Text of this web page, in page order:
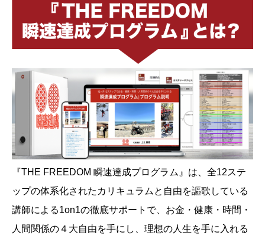
『THE FREEDOM 瞬速達成プログラム』は、全12ステ
ップの体系化されたカリキュラムと自由を謳歌している
講師による1on1の徹底サポートで、お金・健康・時間・
人間関係の４大自由を手にし、理想の人生を手に入れる